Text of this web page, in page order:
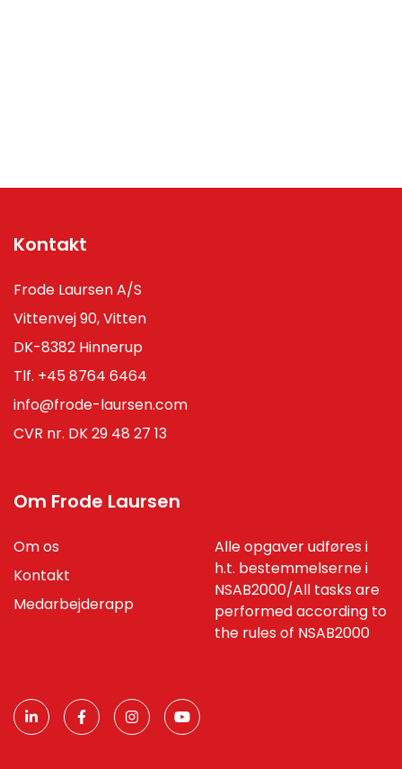
Kontakt
Frode Laursen A/S
Vittenvej 90, Vitten
DK-8382 Hinnerup
Tlf. +45 8764 6464
info@frode-laursen.com
CVR nr. DK 29 48 27 13
Om Frode Laursen
Om os
Kontakt
Medarbejderapp
Alle opgaver udføres i
h.t. bestemmelserne i
NSAB2000/All tasks are
performed according to
the rules of NSAB2000